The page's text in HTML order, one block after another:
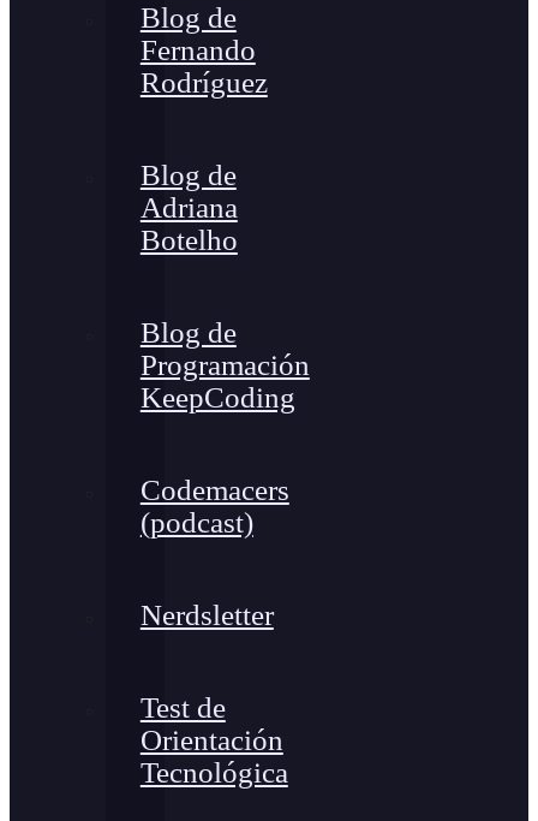
Blog de
Fernando
Rodríguez
Blog de
Adriana
Botelho
Blog de
Programación
KeepCoding
Codemacers
(podcast)
Nerdsletter
Test de
Orientación
Tecnológica